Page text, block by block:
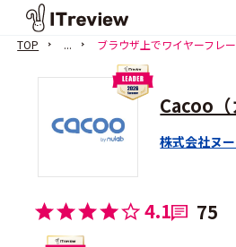
TOP ... ブラウザ上でワイヤーフレ
Cacoo（
株式会社ヌ
4.1 75